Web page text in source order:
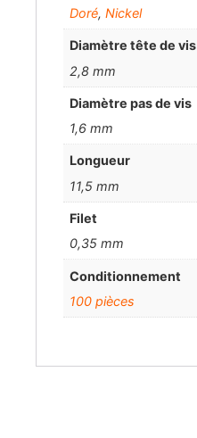
Doré,Nickel
Diamètre tête de vis
2,8 mm
Diamètre pas de vis
1,6 mm
Longueur
11,5 mm
Filet
0,35 mm
Conditionnement
100 pièces